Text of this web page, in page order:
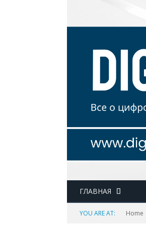
ГЛАВНАЯ
YOU ARE AT: Home